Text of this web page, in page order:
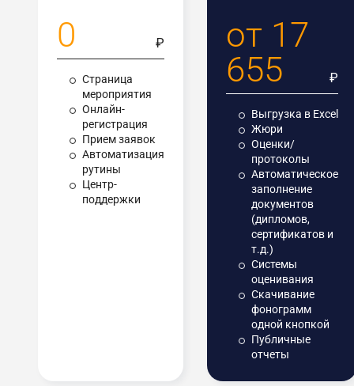
0 ₽
Страница
мероприятия
Онлайн-
регистрация
Прием заявок
Автоматизация
рутины
Центр-
поддержки
от 17
655
₽
Выгрузка в Excel
Жюри
Оценки/
протоколы
Автоматическое
заполнение
документов
(дипломов,
сертификатов и
т.д.)
Системы
оценивания
Скачивание
фонограмм
одной кнопкой
Публичные
отчеты